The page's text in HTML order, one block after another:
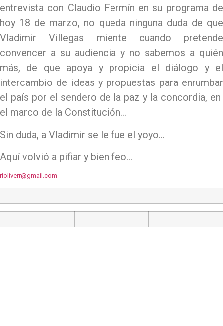
entrevista con Claudio Fermín en su programa de
hoy 18 de marzo, no queda ninguna duda de que
Vladimir Villegas miente cuando pretende
convencer a su audiencia y no sabemos a quién
más, de que apoya y propicia el diálogo y el
intercambio de ideas y propuestas para enrumbar
el país por el sendero de la paz y la concordia, en
el marco de la Constitución…
Sin duda, a Vladimir se le fue el yoyo…
Aquí volvió a pifiar y bien feo…
rioliverr@gmail.com